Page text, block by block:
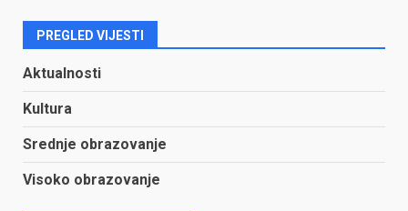
PREGLED VIJESTI
Aktualnosti
Kultura
Srednje obrazovanje
Visoko obrazovanje